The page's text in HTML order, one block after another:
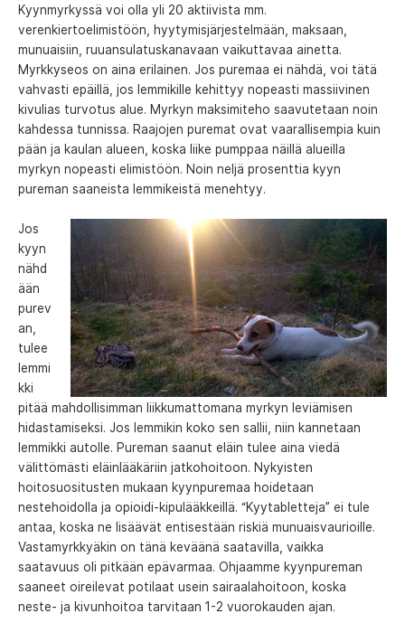
Kyynmyrkyssä voi olla yli 20 aktiivista mm.
verenkiertoelimistöön, hyytymisjärjestelmään, maksaan,
munuaisiin, ruuansulatuskanavaan vaikuttavaa ainetta.
Myrkkyseos on aina erilainen. Jos puremaa ei nähdä, voi tätä
vahvasti epäillä, jos lemmikille kehittyy nopeasti massiivinen
kivulias turvotus alue. Myrkyn maksimiteho saavutetaan noin
kahdessa tunnissa. Raajojen puremat ovat vaarallisempia kuin
pään ja kaulan alueen, koska liike pumppaa näillä alueilla
myrkyn nopeasti elimistöön. Noin neljä prosenttia kyyn
pureman saaneista lemmikeistä menehtyy.
Jos
kyyn
nähd
ään
purev
an,
tulee
lemmi
kki
pitää mahdollisimman liikkumattomana myrkyn leviämisen
hidastamiseksi. Jos lemmikin koko sen sallii, niin kannetaan
lemmikki autolle. Pureman saanut eläin tulee aina viedä
välittömästi eläinlääkäriin jatkohoitoon. Nykyisten
hoitosuositusten mukaan kyynpuremaa hoidetaan
nestehoidolla ja opioidi-kipulääkkeillä. “Kyytabletteja” ei tule
antaa, koska ne lisäävät entisestään riskiä munuaisvaurioille.
Vastamyrkkyäkin on tänä keväänä saatavilla, vaikka
saatavuus oli pitkään epävarmaa. Ohjaamme kyynpureman
saaneet oireilevat potilaat usein sairaalahoitoon, koska
neste- ja kivunhoitoa tarvitaan 1-2 vuorokauden ajan.